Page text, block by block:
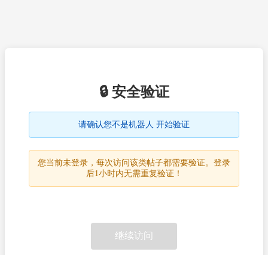
🔒 安全验证
请确认您不是机器人 开始验证
您当前未登录，每次访问该类帖子都需要验证。登录
后1小时内无需重复验证！
继续访问